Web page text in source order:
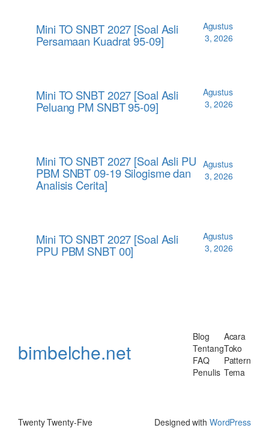
Mini TO SNBT 2027 [Soal Asli
Persamaan Kuadrat 95-09]
Agustus
3, 2026
Mini TO SNBT 2027 [Soal Asli
Peluang PM SNBT 95-09]
Agustus
3, 2026
Mini TO SNBT 2027 [Soal Asli PU
PBM SNBT 09-19 Silogisme dan
Analisis Cerita]
Agustus
3, 2026
Mini TO SNBT 2027 [Soal Asli
PPU PBM SNBT 00]
Agustus
3, 2026
bimbelche.net
Blog
Tentang
FAQ
Penulis
Acara
Toko
Pattern
Tema
Twenty Twenty-Five Designed with WordPress